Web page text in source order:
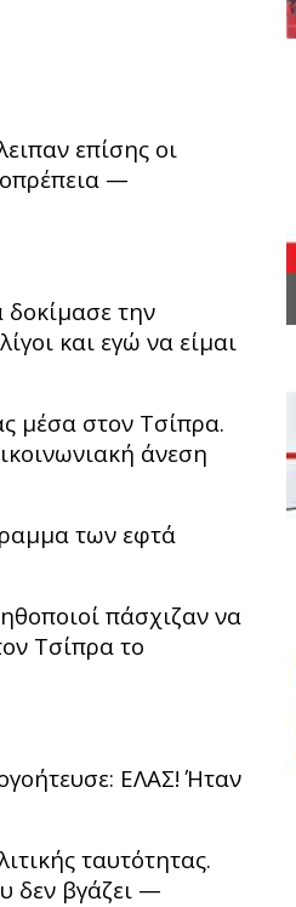
επίσης οι
—
την
και εγώ να είμαι
μέσα στον Τσίπρα.
άνεση
των εφτά
πάσχιζαν να
Τσίπρα το
ΕΛΑΣ! Ήταν
ταυτότητας.
δεν βγάζει —